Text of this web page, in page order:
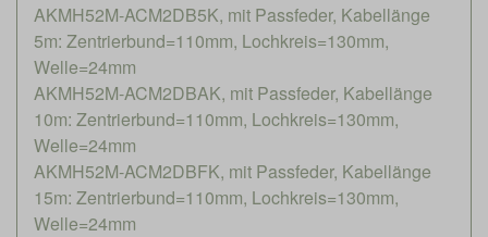
AKMH52M-ACM2DB5K, mit Passfeder, Kabellänge
5m: Zentrierbund=110mm, Lochkreis=130mm,
Welle=24mm
AKMH52M-ACM2DBAK, mit Passfeder, Kabellänge
10m: Zentrierbund=110mm, Lochkreis=130mm,
Welle=24mm
AKMH52M-ACM2DBFK, mit Passfeder, Kabellänge
15m: Zentrierbund=110mm, Lochkreis=130mm,
Welle=24mm